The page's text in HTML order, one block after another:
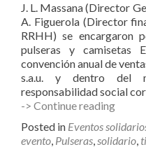
J. L. Massana (Director
A. Figuerola (Director
RRHH) se encargaron
pulseras y camisetas
convención anual de
s.a.u. y dentro del
responsabilidad social
-> Continue readingFischer
realiza
un
Posted in Eventos
evento, Pulseras,solidario,